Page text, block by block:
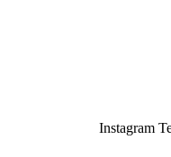
Instagram